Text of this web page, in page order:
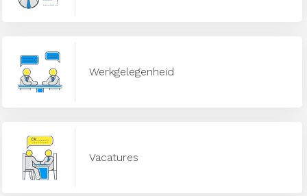
Werkgelegenheid
Vacatures